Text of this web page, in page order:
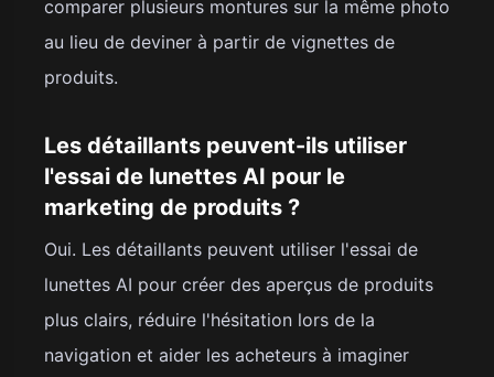
comparer plusieurs montures sur la même photo
au lieu de deviner à partir de vignettes de
produits.
Les détaillants peuvent-ils utiliser
l'essai de lunettes AI pour le
marketing de produits ?
Oui. Les détaillants peuvent utiliser l'essai de
lunettes AI pour créer des aperçus de produits
plus clairs, réduire l'hésitation lors de la
navigation et aider les acheteurs à imaginer